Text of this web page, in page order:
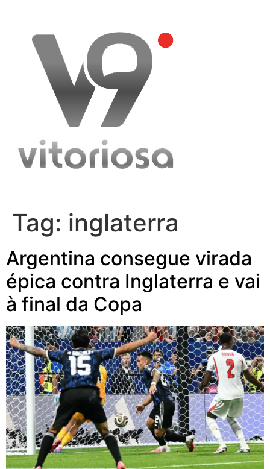
content
Tag: inglaterra
Argentina consegue virada
épica contra Inglaterra e vai
à final da Copa